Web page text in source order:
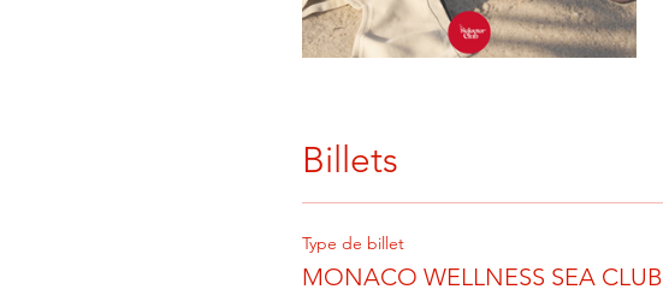
Billets
Type de billet
MONACO WELLNESS SEA CLUB